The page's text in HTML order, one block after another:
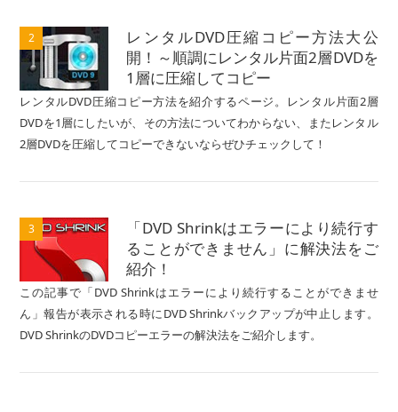
2
レンタルDVD圧縮コピー方法大公
開！～順調にレンタル片面2層DVDを
1層に圧縮してコピー
レンタルDVD圧縮コピー方法を紹介するページ。レンタル片面2層
DVDを1層にしたいが、その方法についてわからない、またレンタル
2層DVDを圧縮してコピーできないならぜひチェックして！
3
「DVD Shrinkはエラーにより続行す
ることができません」に解決法をご
紹介！
この記事で「DVD Shrinkはエラーにより続行することができませ
ん」報告が表示される時にDVD Shrinkバックアップが中止します。
DVD ShrinkのDVDコピーエラーの解決法をご紹介します。